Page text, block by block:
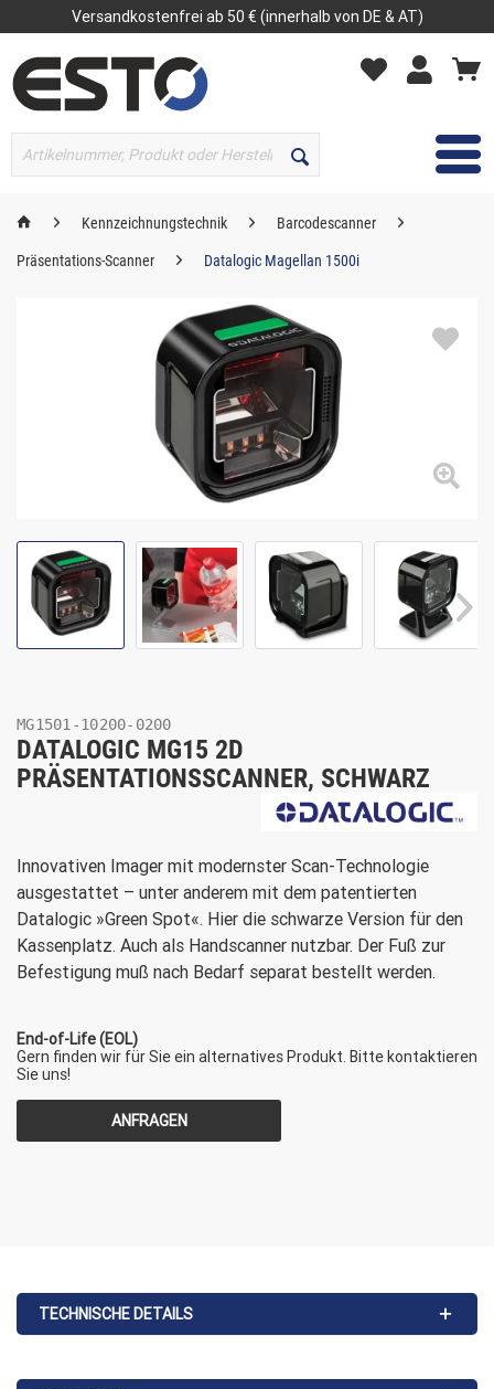
Versandkostenfrei ab 50 € (innerhalb von DE & AT)
MENÜ
Kennzeichnungstechnik Barcodescanner
Präsentations-Scanner Datalogic Magellan 1500i
MG1501-10200-0200
DATALOGIC MG15 2D
PRÄSENTATIONSSCANNER, SCHWARZ
Innovativen Imager mit modernster Scan-Technologie
ausgestattet – unter anderem mit dem patentierten
Datalogic »Green Spot«. Hier die schwarze Version für den
Kassenplatz. Auch als Handscanner nutzbar. Der Fuß zur
Befestigung muß nach Bedarf separat bestellt werden.
End-of-Life (EOL)
Gern finden wir für Sie ein alternatives Produkt. Bitte kontaktieren
Sie uns!
ANFRAGEN
TECHNISCHE DETAILS